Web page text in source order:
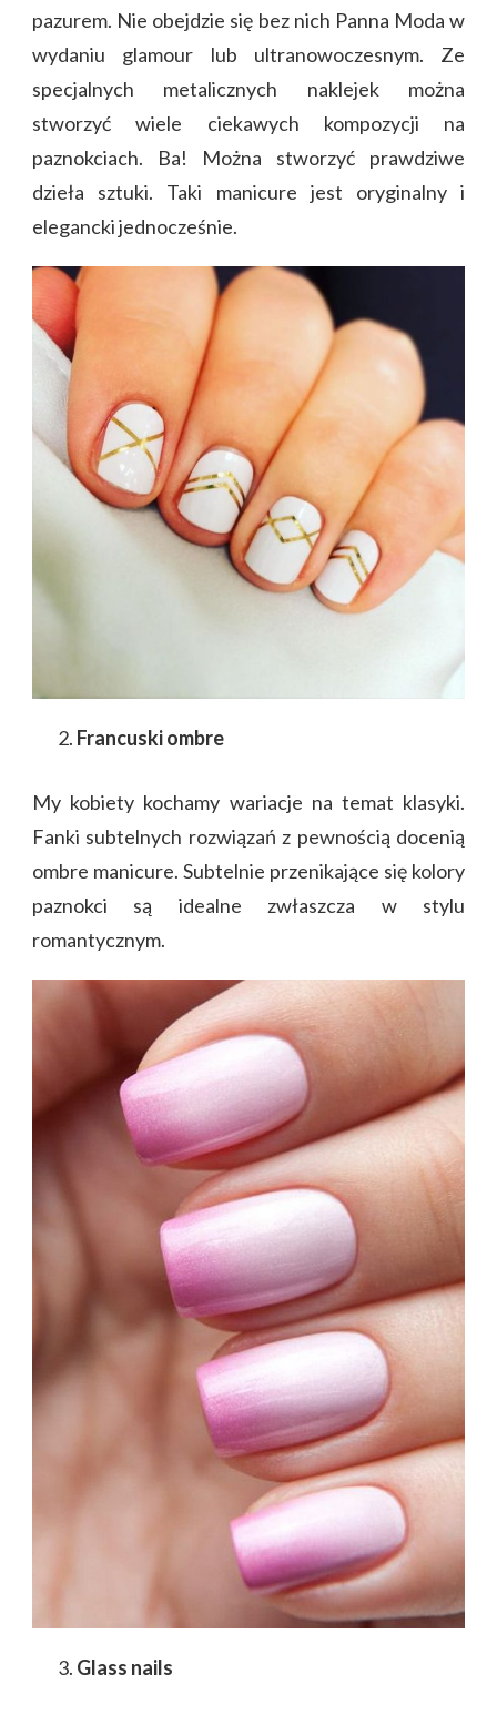
pazurem. Nie obejdzie się bez nich Panna Moda w
wydaniu glamour lub ultranowoczesnym. Ze
specjalnych metalicznych naklejek można
stworzyć wiele ciekawych kompozycji na
paznokciach. Ba! Można stworzyć prawdziwe
dzieła sztuki. Taki manicure jest oryginalny i
elegancki jednocześnie.
Francuski ombre
My kobiety kochamy wariacje na temat klasyki.
Fanki subtelnych rozwiązań z pewnością docenią
ombre manicure. Subtelnie przenikające się kolory
paznokci są idealne zwłaszcza w stylu
romantycznym.
Glass nails